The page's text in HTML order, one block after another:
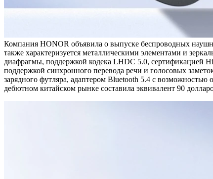
Компания HONOR объявила о выпуске беспроводных
также характеризуется металлическими элементами и
диафрагмы, поддержкой кодека LHDC 5.0, сертификацией
поддержкой синхронного перевода речи и голосовых
зарядного футляра, адаптером Bluetooth 5.4 с
дебютном китайском рынке составила эквивалент 90